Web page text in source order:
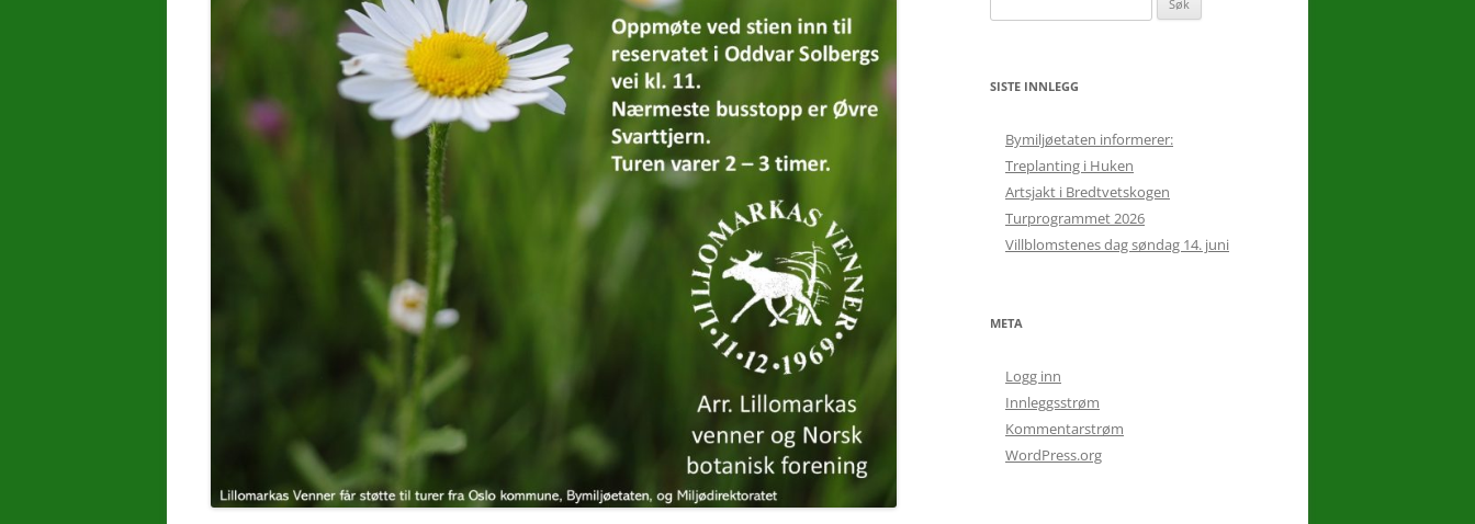
RØVERKOLLEN 2016
etter:
SISTE INNLEGG
Bymiljøetaten informerer:
Treplanting i Huken
Artsjakt i Bredtvetskogen
Turprogrammet 2026
Villblomstenes dag søndag 14. juni
META
Logg inn
Innleggsstrøm
Kommentarstrøm
WordPress.org